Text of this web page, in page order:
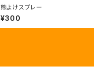
熊よけスプレー
¥300